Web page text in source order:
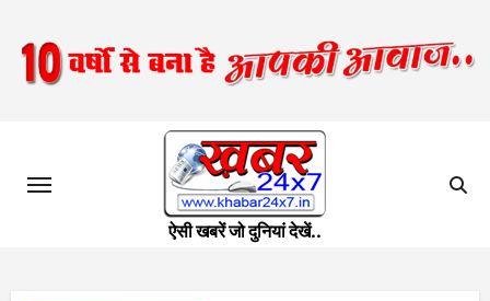
content
ऐसी खबरें जो दुनियां देखें..